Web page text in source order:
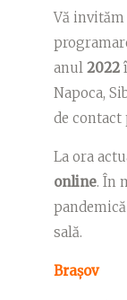
Vă
anul 2022
Napoca,
de
La ora
online. În
sală.
Brașov